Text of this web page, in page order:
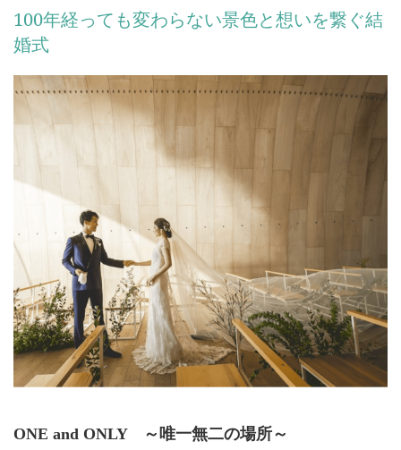
100年経っても変わらない景色と想いを繋ぐ結
婚式
ONE and ONLY ～唯一無二の場所～